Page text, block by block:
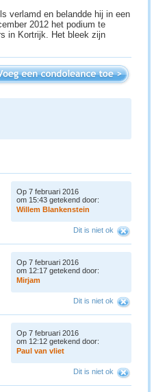
verlamd en belandde hij in een
2012 het podium te
in Kortrijk. Het bleek zijn
Op 7 februari 2016
om 15:43 getekend door:
Willem Blankenstein
Dit is niet ok
Op 7 februari 2016
om 12:17 getekend door:
Mirjam
Dit is niet ok
Op 7 februari 2016
om 12:12 getekend door:
Paul van vliet
Dit is niet ok